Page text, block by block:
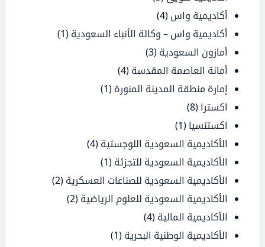
أكاديمية واس (4)
أكاديمية واس – وكالة الأنباء السعودية (1)
أمازون السعودية (3)
أمانة العاصمة المقدسة (4)
إمارة منطقة المدينة المنورة (1)
اكسترا (8)
اكستنسيا (1)
الأكاديمية السعودية اللوجستية (4)
الأكاديمية السعودية للتجزئة (1)
الأكاديمية السعودية للصناعات العسكرية (2)
الأكاديمية السعودية للعلوم الرياضية (2)
الأكاديمية المالية (4)
الأكاديمية الوطنية البحرية (1)